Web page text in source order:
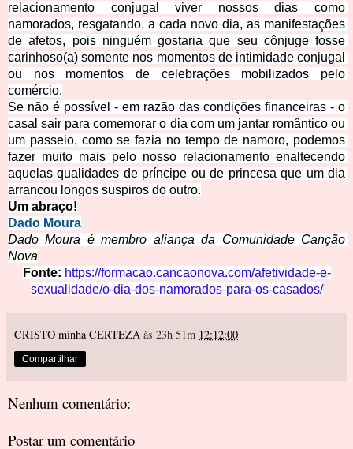
relacionamento conjugal viver nossos dias como
namorados, resgatando, a cada novo dia, as manifestações
de afetos, pois ninguém gostaria que seu cônjuge fosse
carinhoso(a) somente nos momentos de intimidade conjugal
ou nos momentos de celebrações mobilizados pelo
comércio.
Se não é possível - em razão das condições financeiras - o
casal sair para comemorar o dia com um jantar romântico ou
um passeio, como se fazia no tempo de namoro, podemos
fazer muito mais pelo nosso relacionamento enaltecendo
aquelas qualidades de príncipe ou de princesa que um dia
arrancou longos suspiros do outro.
Um abraço!
Dado Moura
Dado Moura é membro aliança da Comunidade Canção
Nova
Fonte: https://formacao.cancaonova.com/afetividade-e-
sexualidade/o-dia-dos-namorados-para-os-casados/
CRISTO minha CERTEZA às 23h 51m 12:12:00
Compartilhar
Nenhum comentário:
Postar um comentário